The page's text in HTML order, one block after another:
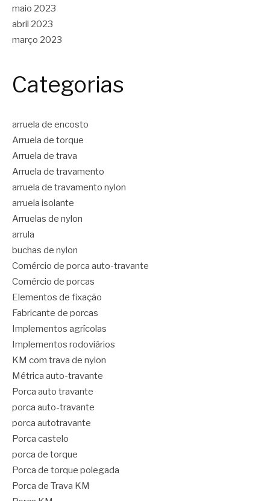
maio 2023
abril 2023
março 2023
Categorias
arruela de encosto
Arruela de torque
Arruela de trava
Arruela de travamento
arruela de travamento nylon
arruela isolante
Arruelas de nylon
arrula
buchas de nylon
Comércio de porca auto-travante
Comércio de porcas
Elementos de fixação
Fabricante de porcas
Implementos agrícolas
Implementos rodoviários
KM com trava de nylon
Métrica auto-travante
Porca auto travante
porca auto-travante
porca autotravante
Porca castelo
porca de torque
Porca de torque polegada
Porca de Trava KM